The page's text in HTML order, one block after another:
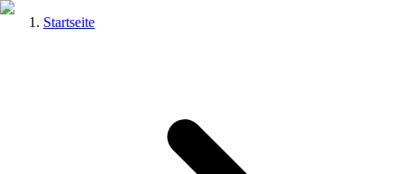
Startseite